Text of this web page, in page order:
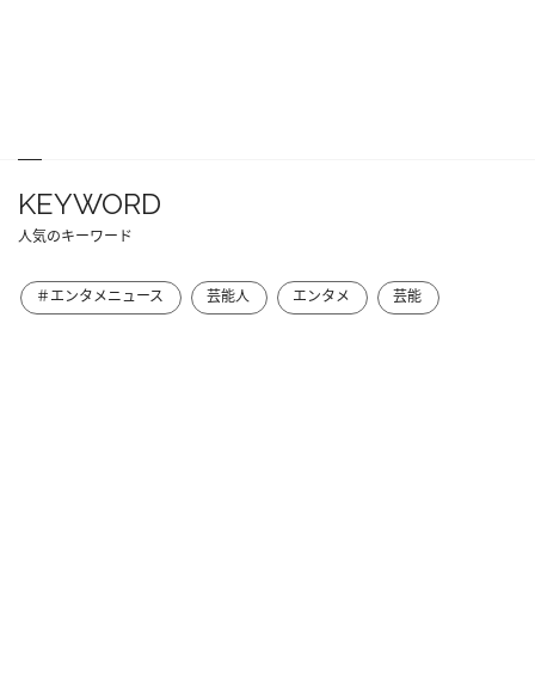
KEYWORD
人気のキーワード
＃エンタメニュース 芸能人 エンタメ 芸能